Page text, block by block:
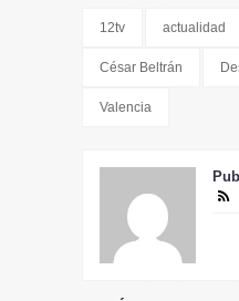
12tv actualidad
César Beltrán
Valencia